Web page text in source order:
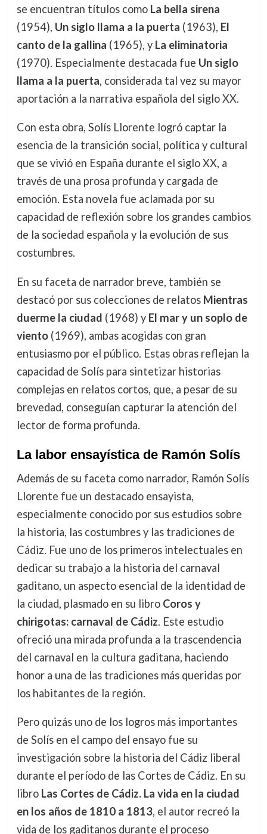
se encuentran títulos como La bella sirena
(1954), Un siglo llama a la puerta (1963), El
canto de la gallina (1965), y La eliminatoria
(1970). Especialmente destacada fue Un siglo
llama a la puerta, considerada tal vez su mayor
aportación a la narrativa española del siglo XX.
Con esta obra, Solís Llorente logró captar la
esencia de la transición social, política y cultural
que se vivió en España durante el siglo XX, a
través de una prosa profunda y cargada de
emoción. Esta novela fue aclamada por su
capacidad de reflexión sobre los grandes cambios
de la sociedad española y la evolución de sus
costumbres.
En su faceta de narrador breve, también se
destacó por sus colecciones de relatos Mientras
duerme la ciudad (1968) y El mar y un soplo de
viento(1969), ambas acogidas con gran
entusiasmo por el público. Estas obras reflejan la
capacidad de Solís para sintetizar historias
complejas en relatos cortos, que, a pesar de su
brevedad, conseguían capturar la atención del
lector de forma profunda.
La labor ensayística de Ramón Solís
Además de su faceta como narrador, Ramón Solís
Llorente fue un destacado ensayista,
especialmente conocido por sus estudios sobre
la historia, las costumbres y las tradiciones de
Cádiz. Fue uno de los primeros intelectuales en
dedicar su trabajo a la historia del carnaval
gaditano, un aspecto esencial de la identidad de
la ciudad, plasmado en su libro Coros y
chirigotas: carnaval de Cádiz. Este estudio
ofreció una mirada profunda a la trascendencia
del carnaval en la cultura gaditana, haciendo
honor a una de las tradiciones más queridas por
los habitantes de la región.
Pero quizás uno de los logros más importantes
de Solís en el campo del ensayo fue su
investigación sobre la historia del Cádiz liberal
durante el período de las Cortes de Cádiz. En su
libro Las Cortes de Cádiz. La vida en la ciudad
en los años de 1810 a 1813, el autor recreó la
vida de los gaditanos durante el proceso